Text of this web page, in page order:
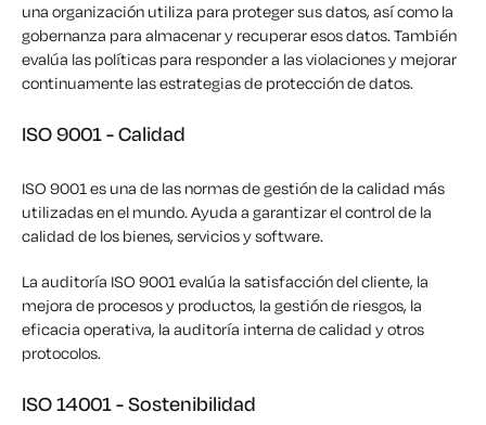
una organización utiliza para proteger sus datos, así como la
gobernanza para almacenar y recuperar esos datos. También
evalúa las políticas para responder a las violaciones y mejorar
continuamente las estrategias de protección de datos.
ISO 9001 - Calidad
ISO 9001 es una de las normas de gestión de la calidad más
utilizadas en el mundo. Ayuda a garantizar el control de la
calidad de los bienes, servicios y software.
La auditoría ISO 9001 evalúa la satisfacción del cliente, la
mejora de procesos y productos, la gestión de riesgos, la
eficacia operativa, la auditoría interna de calidad y otros
protocolos.
ISO 14001 - Sostenibilidad